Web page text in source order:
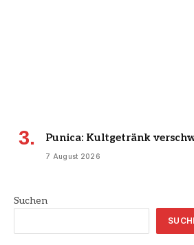
Punica: Kultgetränk
7 August 2026
Suchen